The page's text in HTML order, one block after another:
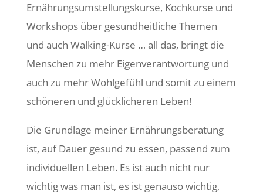
Ernährungsumstellungskurse, Kochkurse und
Workshops über gesundheitliche Themen
und auch Walking-Kurse … all das, bringt die
Menschen zu mehr Eigenverantwortung und
auch zu mehr Wohlgefühl und somit zu einem
schöneren und glücklicheren Leben!
Die Grundlage meiner Ernährungsberatung
ist, auf Dauer gesund zu essen, passend zum
individuellen Leben. Es ist auch nicht nur
wichtig was man ist, es ist genauso wichtig,